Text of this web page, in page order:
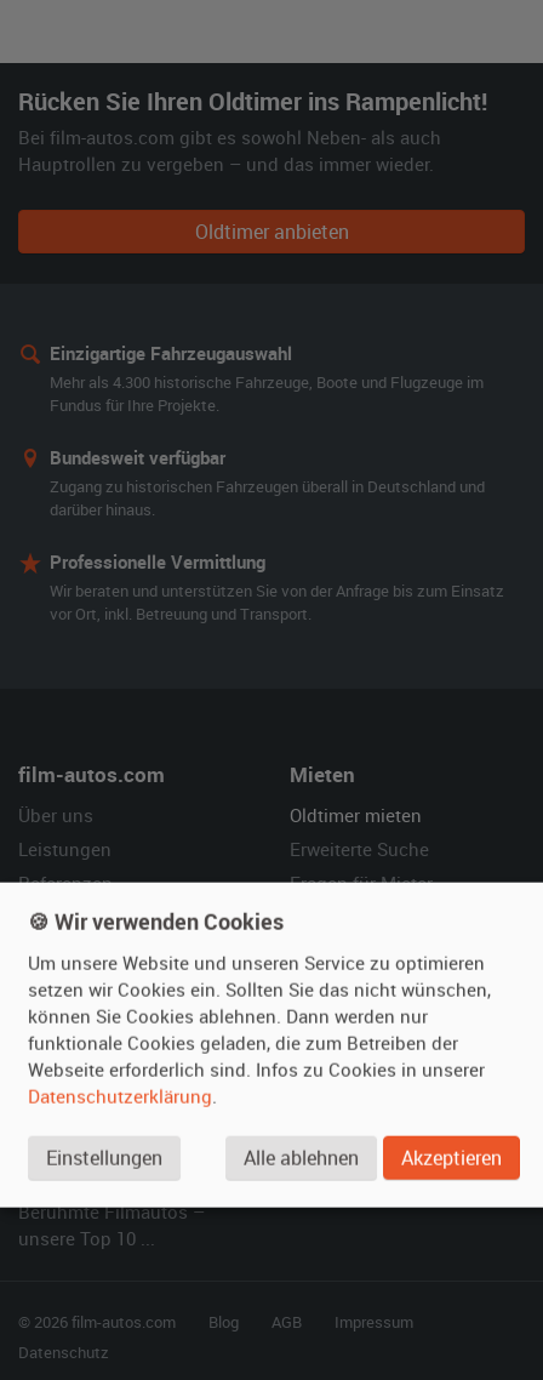
Rücken Sie Ihren Oldtimer ins Rampenlicht!
Bei film-autos.com gibt es sowohl Neben- als auch
Hauptrollen zu vergeben – und das immer wieder.
Oldtimer anbieten
Einzigartige Fahrzeugauswahl
Mehr als 4.300 historische Fahrzeuge, Boote und Flugzeuge im
Fundus für Ihre Projekte.
Bundesweit verfügbar
Zugang zu historischen Fahrzeugen überall in Deutschland und
darüber hinaus.
Professionelle Vermittlung
Wir beraten und unterstützen Sie von der Anfrage bis zum Einsatz
vor Ort, inkl. Betreuung und Transport.
film-autos.com
Über uns
Leistungen
Referenzen
Kundenmeinungen
Mieten
Oldtimer mieten
Erweiterte Suche
Fragen für Mieter
Vermieten
Oldtimer anmelden
Fotos senden
Fragen für Vermieter
Hilfe
Häufige Fragen (FAQ)
So funktioniert's
SPECIAL
Berühmte Filmautos –
unsere Top 10 ...
© 2026 film-autos.com Blog AGB
Impressum
Datenschutz
🍪 Wir verwenden Cookies
Um unsere Website und unseren Service zu optimieren
setzen wir Cookies ein. Sollten Sie das nicht wünschen,
können Sie Cookies ablehnen. Dann werden nur
funktionale Cookies geladen, die zum Betreiben der
Webseite erforderlich sind. Infos zu Cookies in unserer
Datenschutzerklärung.
Einstellungen Alle ablehnen Akzeptieren